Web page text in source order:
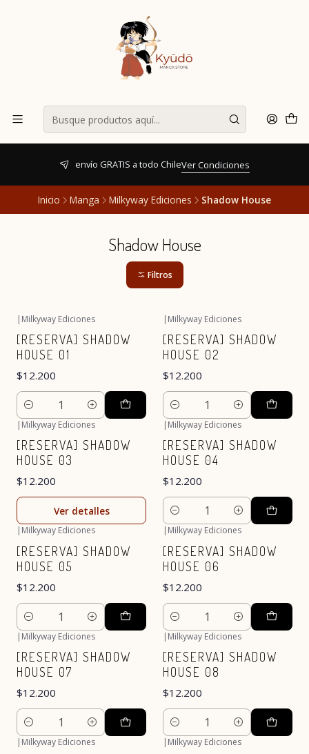
envío GRATIS a todo ChileVer Condiciones
Inicio Manga Milkyway Ediciones Shadow House
Shadow House
Filtros
| Milkyway Ediciones
[RESERVA] SHADOW
HOUSE 01
$12.200
Cantidad
| Milkyway Ediciones
[RESERVA] SHADOW
HOUSE 02
$12.200
Cantidad
| Milkyway Ediciones
[RESERVA] SHADOW
HOUSE 03
$12.200
Ver detalles
| Milkyway Ediciones
[RESERVA] SHADOW
HOUSE 04
$12.200
Cantidad
| Milkyway Ediciones
[RESERVA] SHADOW
HOUSE 05
$12.200
Cantidad
| Milkyway Ediciones
[RESERVA] SHADOW
HOUSE 06
$12.200
Cantidad
| Milkyway Ediciones
[RESERVA] SHADOW
HOUSE 07
$12.200
Cantidad
| Milkyway Ediciones
[RESERVA] SHADOW
HOUSE 08
$12.200
Cantidad
| Milkyway Ediciones | Milkyway Ediciones